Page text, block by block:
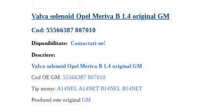
Valva solenoid Opel Meriva B 1.4 original GM
Cod: 55566387 807010
Disponibilitate: Contactati-ne!
Descriere:
Valva solenoid Opel Meriva B 1.4 original GM
Cod OE GM: 55566387 807010
Tip motor: A14NEL A14NET B14NEL B14NET
Produsul este original GM